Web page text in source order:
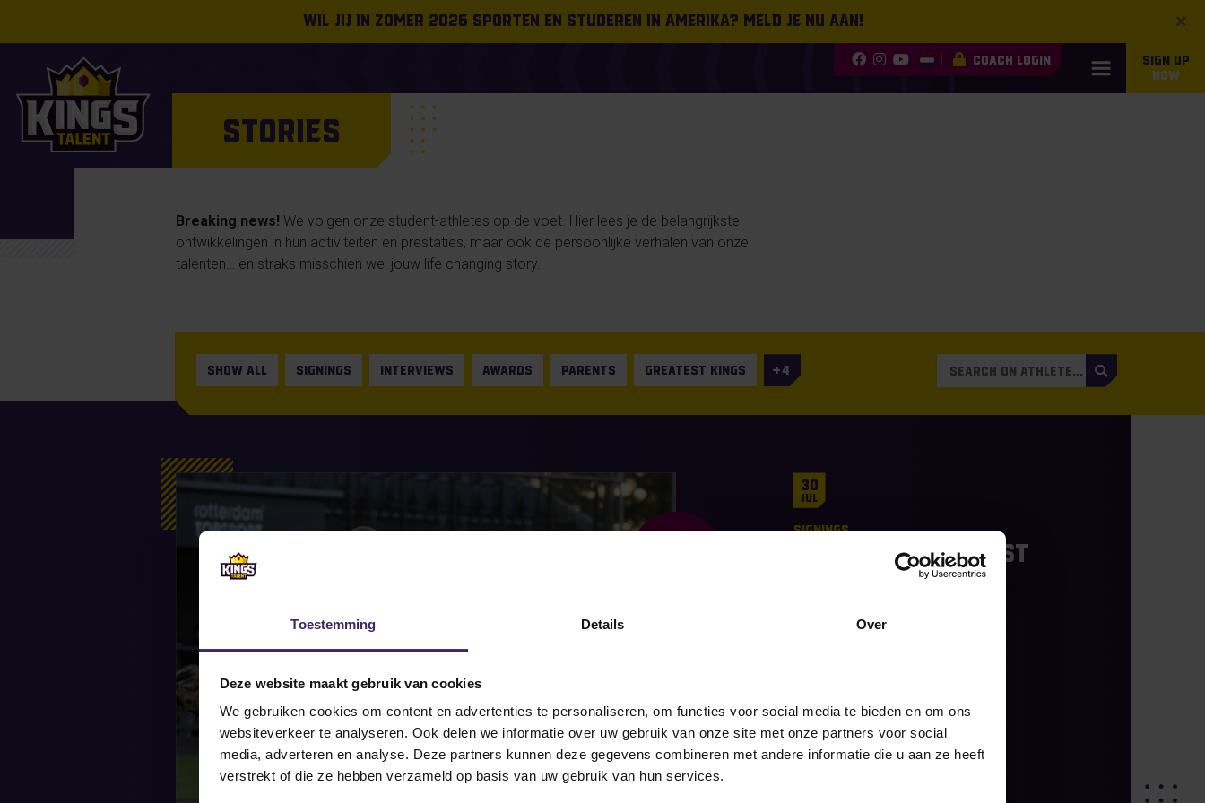
Toestemming Details Over
Deze website maakt gebruik van cookies
We gebruiken cookies om content en advertenties te personaliseren, om functies voor social media te bieden en om ons
websiteverkeer te analyseren. Ook delen we informatie over uw gebruik van onze site met onze partners voor social
media, adverteren en analyse. Deze partners kunnen deze gegevens combineren met andere informatie die u aan ze heeft
verstrekt of die ze hebben verzameld op basis van uw gebruik van hun services.
×
Wil jij in zomer 2026 sporten en studeren in Amerika? Meld je nu aan!
COACH LOGIN
SIGN UP
NOW
STORIES
Breaking news! We volgen onze student-athletes op de voet. Hier lees je de belangrijkste
ontwikkelingen in hun activiteiten en prestaties, maar ook de persoonlijke verhalen van onze
talenten… en straks misschien wel jouw life changing story.
SHOW ALL SIGNINGS INTERVIEWS AWARDS PARENTS GREATEST KINGS 4
30
Jul
Signings
Kilian Ridder kiest
jeugdcarrière
voor college
baseball